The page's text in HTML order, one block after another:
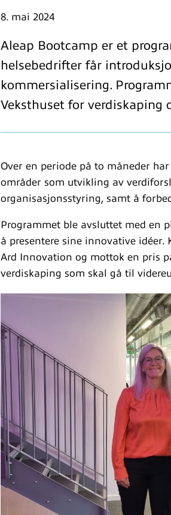
8. mai 2024
Aleap Bootcamp er et
helsebedrifter får
kommersialisering.
Veksthuset for verdiskaping
Over en periode på to måneder
områder som utvikling av
organisasjonsstyring, samt å
Programmet ble avsluttet med en
å presentere sine innovative idéer.
Ard Innovation og mottok en pris
verdiskaping som skal gå til